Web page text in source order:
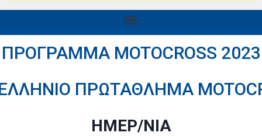
ΠΡΟΓΡΑΜΜΑ MOTOCROSS 2023
ΠΡΩΤΑΘΛΗΜΑ
ΗΜΕΡ/ΝΙΑ